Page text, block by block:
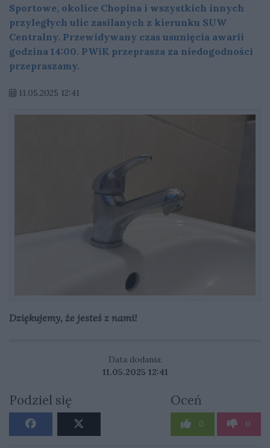
Sportowe, okolice Chopina i wszystkich innych
przyległych ulic zasilanych z kierunku SUW
Centralny. Przewidywany czas usunięcia awarii
godzina 14:00. PWiK przeprasza za niedogodności
przepraszamy.
11.05.2025 12:41
Dziękujemy, że jesteś z nami!
Data dodania:
11.05.2025 12:41
Podziel się Oceń
0 0